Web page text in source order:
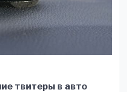
твитеры в авто